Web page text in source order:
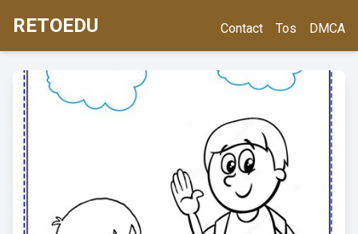
RETOEDU Contact Tos DMCA